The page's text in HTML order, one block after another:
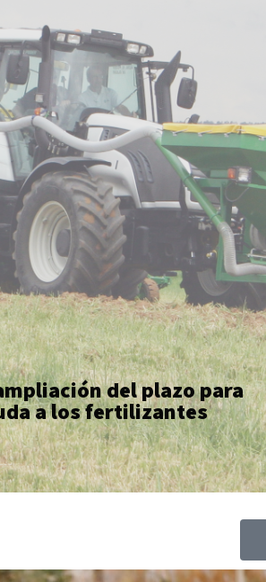
del plazo para
a los fertilizantes
del plazo para
a los fertilizantes